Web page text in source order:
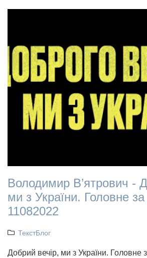
Володимир В’ятрович -
ми з України. Головне
11082022
ТекстБлог
Добрий вечір, ми з України. Головне